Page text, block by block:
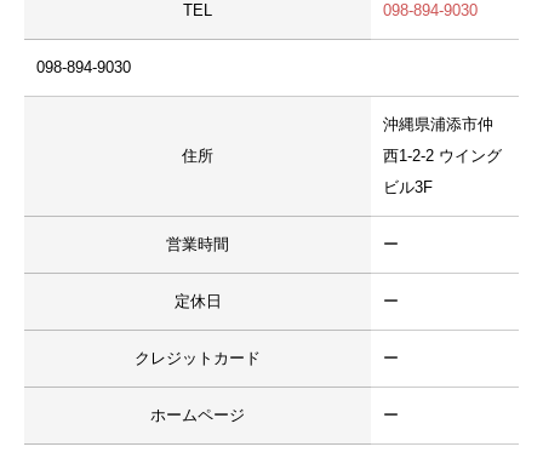
TEL 098-894-9030
098-894-9030
住所
沖縄県浦添市仲
西1-2-2 ウイング
ビル3F
営業時間 ー
定休日 ー
クレジットカード ー
ホームページ ー